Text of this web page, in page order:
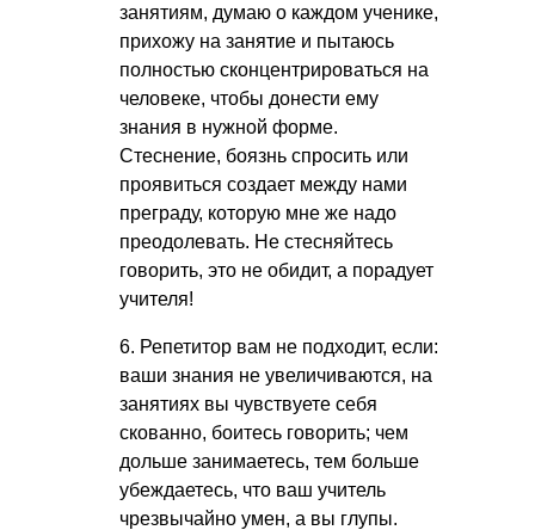
занятиям, думаю о каждом ученике,
прихожу на занятие и пытаюсь
полностью сконцентрироваться на
человеке, чтобы донести ему
знания в нужной форме.
Стеснение, боязнь спросить или
проявиться создает между нами
преграду, которую мне же надо
преодолевать. Не стесняйтесь
говорить, это не обидит, а порадует
учителя!
6. Репетитор вам не подходит, если:
ваши знания не увеличиваются, на
занятиях вы чувствуете себя
скованно, боитесь говорить; чем
дольше занимаетесь, тем больше
убеждаетесь, что ваш учитель
чрезвычайно умен, а вы глупы.